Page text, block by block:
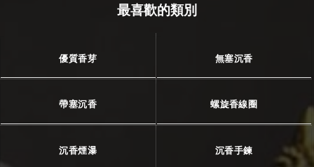
最喜歡的類別
優質香芽 無塞沉香
帶塞沉香 螺旋香線圈
沉香煙瀑 沉香手鍊